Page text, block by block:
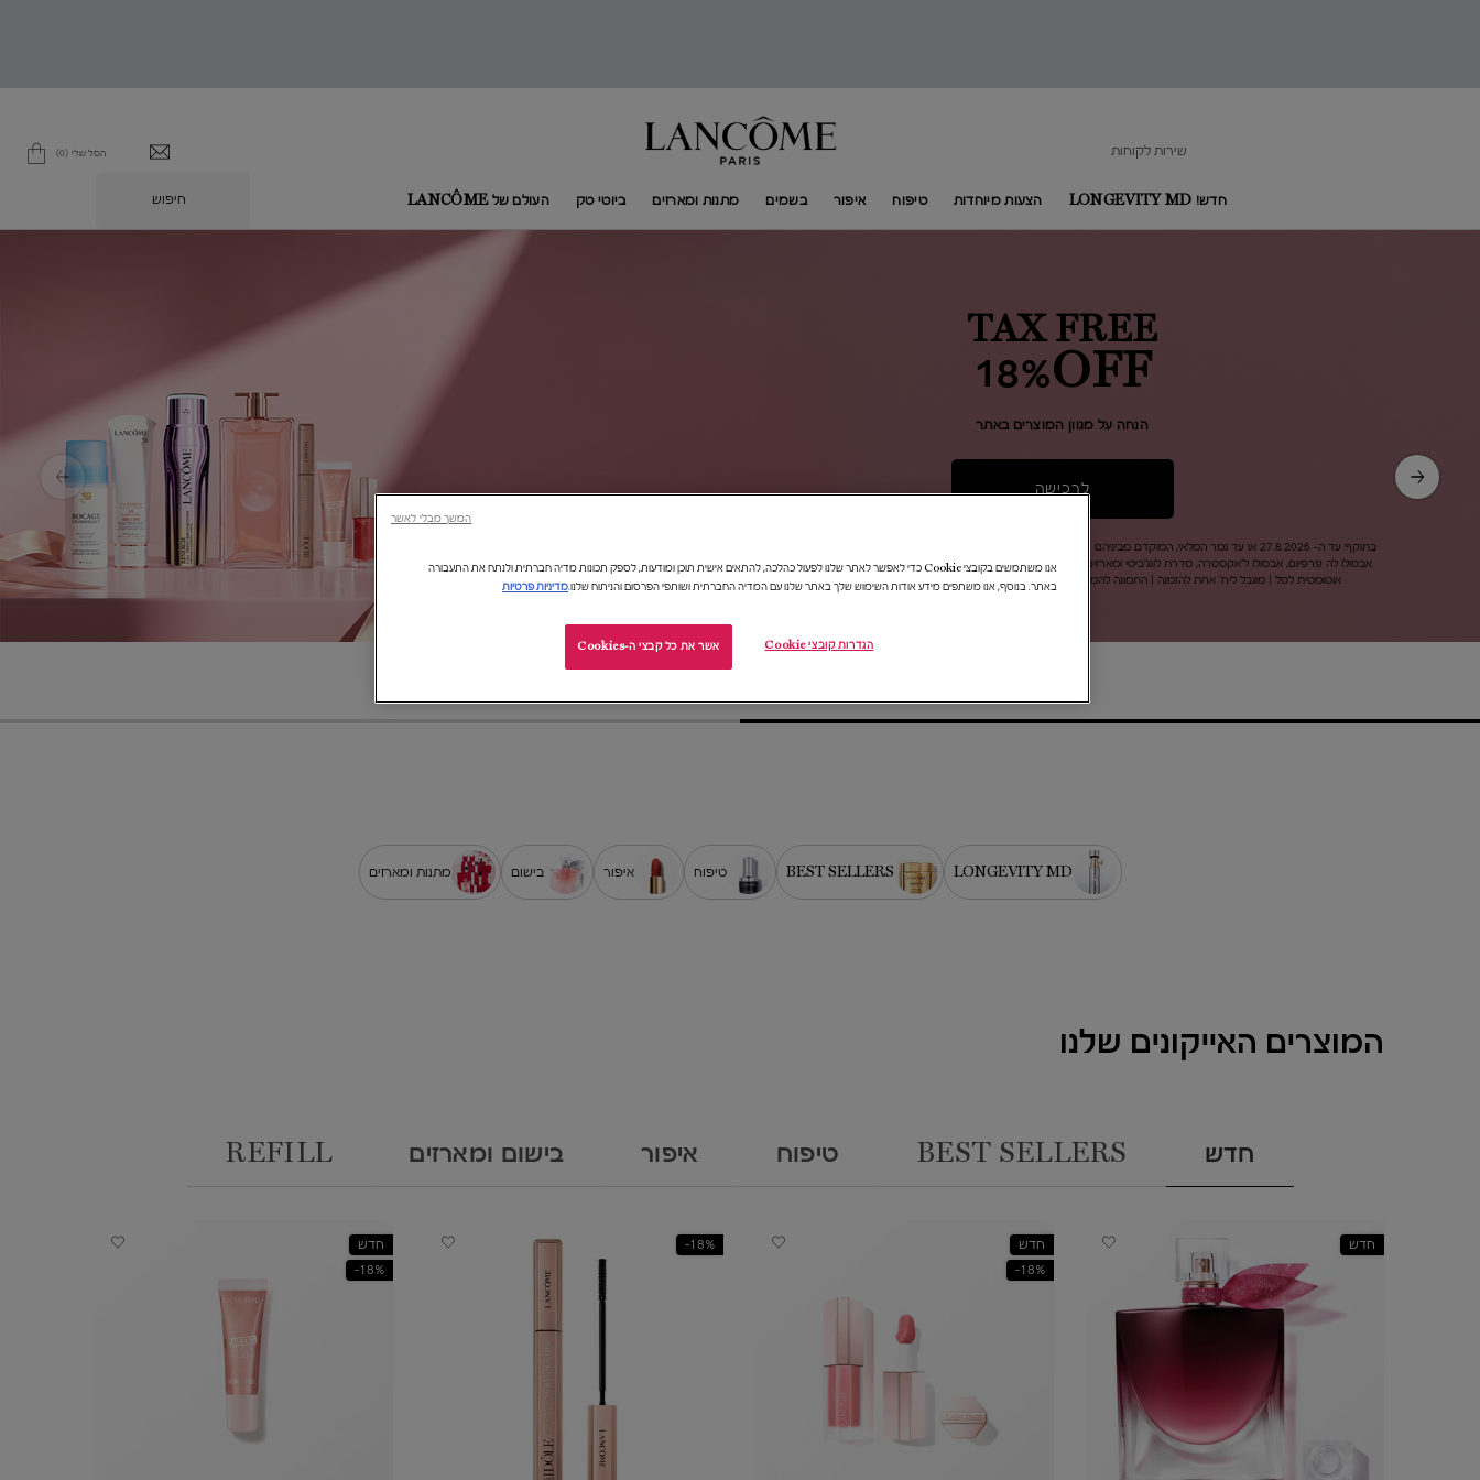
שירות לקוחות הסל שלי 0 0 מוצר בסל
חדש! LONGEVITY MD הצעות מיוחדות טיפוח איפור בשמים מתנות ומארזים ביוטי טק העולם של​ LANCÔME​ חיפוש
TAX FREE
18%OFF​
הנחה על מגוון המוצרים באתר
לרכישה
אבסולו לה פרפיום, אבסולו ל'אקסטרה, סדרת לונג'ביטי ומארזים | מארז עם 5 מוצרים בגודל מיוחד ברכישה מעל 299 ₪ | המתנה תתווסף
אוטומטית לסל | מוגבל ליח' אחת להזמנה | התמונה להמחשה בלבד | מינימום מתנות במלאי 500 יח'​, ההטבה עד גמר המלאי.​​
LONGEVITY MD
BEST SELLERS טיפוח​ איפור​ בישום​ מתנות ומארזים​
המוצרים האייקונים שלנו
חדש BEST SELLERS טיפוח איפור בישום ומארזים REFILL
חדש
חדש
18%-
18%-
חדש
18%-
אנו משתמשים בקובצי Cookie כדי לאפשר לאתר שלנו לפעול כהלכה, להתאים אישית תוכן ומודעות, לספק תכונות מדיה חברתית ולנתח את התעבורה
באתר. בנוסף, אנו משתפים מידע אודות השימוש שלך באתר שלנו עם המדיה החברתית ושותפי הפרסום והניתוח שלנו.מדיניות פרטיות
הגדרות קובצי Cookie אשר את כל קבצי ה-Cookies
המשך מבלי לאשר